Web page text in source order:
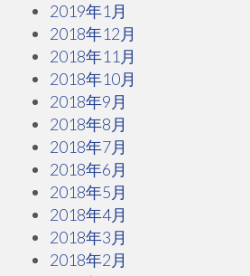
2019年1月
2018年12月
2018年11月
2018年10月
2018年9月
2018年8月
2018年7月
2018年6月
2018年5月
2018年4月
2018年3月
2018年2月